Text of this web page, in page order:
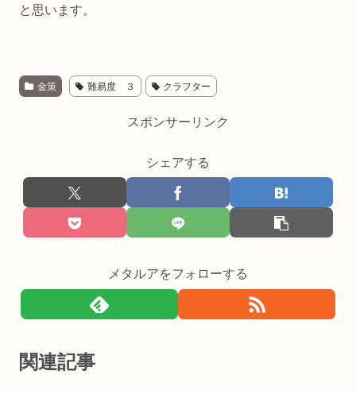
と思います。
金策 難易度 ３ クラフター
スポンサーリンク
シェアする
メタルアをフォローする
関連記事